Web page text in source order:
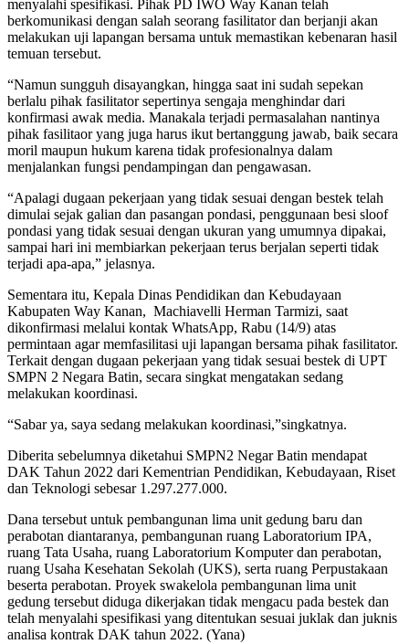
menyalahi spesifikasi. Pihak PD IWO Way Kanan telah
berkomunikasi dengan salah seorang fasilitator dan berjanji akan
melakukan uji lapangan bersama untuk memastikan kebenaran hasil
temuan tersebut.
“Namun sungguh disayangkan, hingga saat ini sudah sepekan
berlalu pihak fasilitator sepertinya sengaja menghindar dari
konfirmasi awak media. Manakala terjadi permasalahan nantinya
pihak fasilitaor yang juga harus ikut bertanggung jawab, baik secara
moril maupun hukum karena tidak profesionalnya dalam
menjalankan fungsi pendampingan dan pengawasan.
“Apalagi dugaan pekerjaan yang tidak sesuai dengan bestek telah
dimulai sejak galian dan pasangan pondasi, penggunaan besi sloof
pondasi yang tidak sesuai dengan ukuran yang umumnya dipakai,
sampai hari ini membiarkan pekerjaan terus berjalan seperti tidak
terjadi apa-apa,” jelasnya.
Sementara itu, Kepala Dinas Pendidikan dan Kebudayaan
Kabupaten Way Kanan, Machiavelli Herman Tarmizi, saat
dikonfirmasi melalui kontak WhatsApp, Rabu (14/9) atas
permintaan agar memfasilitasi uji lapangan bersama pihak fasilitator.
Terkait dengan dugaan pekerjaan yang tidak sesuai bestek di UPT
SMPN 2 Negara Batin, secara singkat mengatakan sedang
melakukan koordinasi.
“Sabar ya, saya sedang melakukan koordinasi,”singkatnya.
Diberita sebelumnya diketahui SMPN2 Negar Batin mendapat
DAK Tahun 2022 dari Kementrian Pendidikan, Kebudayaan, Riset
dan Teknologi sebesar 1.297.277.000.
Dana tersebut untuk pembangunan lima unit gedung baru dan
perabotan diantaranya, pembangunan ruang Laboratorium IPA,
ruang Tata Usaha, ruang Laboratorium Komputer dan perabotan,
ruang Usaha Kesehatan Sekolah (UKS), serta ruang Perpustakaan
beserta perabotan. Proyek swakelola pembangunan lima unit
gedung tersebut diduga dikerjakan tidak mengacu pada bestek dan
telah menyalahi spesifikasi yang ditentukan sesuai juklak dan juknis
analisa kontrak DAK tahun 2022. (Yana)